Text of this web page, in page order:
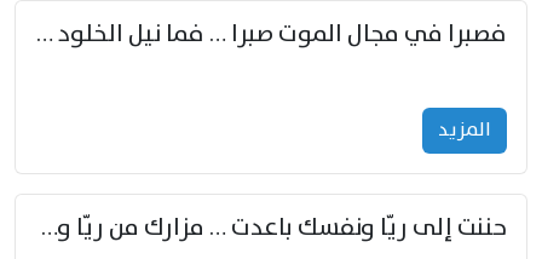
فصبرا في مجال الموت صبرا … فما نيل الخلود بمستطاع
المزید
حننت إلى ريّا ونفسك باعدت … مزارك من ريّا وشعباكما معا